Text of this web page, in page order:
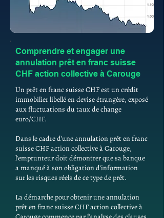
Comprendre et engager une
annulation prêt en franc suisse
CHF action collective à Carouge
Un prêt en franc suisse CHF est un crédit
immobilier libellé en devise étrangère, exposé
aux fluctuations du taux de change
euro/CHF.
Dans le cadre d'une annulation prêt en franc
suisse CHF action collective à Carouge,
l'emprunteur doit démontrer que sa banque
a manqué à son obligation d'information
sur les risques réels de ce type de prêt.
La démarche pour obtenir une annulation
prêt en franc suisse CHF action collective à